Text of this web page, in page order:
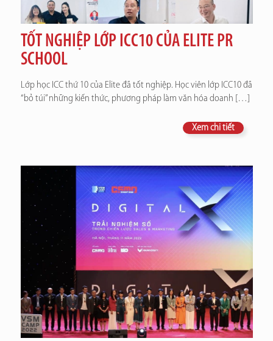
TỐT NGHIỆP LỚP ICC10 CỦA ELITE PR
SCHOOL
Lớp học ICC thứ 10 của Elite đã tốt nghiệp. Học viên lớp ICC10 đã
“bỏ túi” những kiến thức, phương pháp làm văn hóa doanh […]
Xem chi tiết